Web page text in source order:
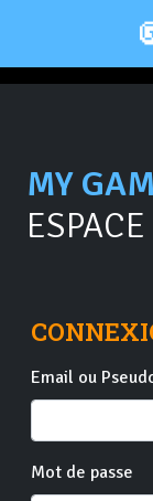
MY
Email ou
Mot de passe